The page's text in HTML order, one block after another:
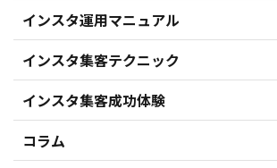
インスタ運用マニュアル
インスタ集客テクニック
インスタ集客成功体験
コラム